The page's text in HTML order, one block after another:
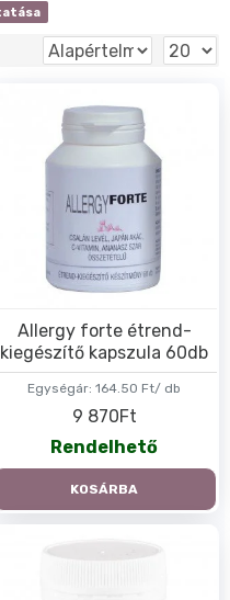
Egységár: 164.50 Ft/ db
Allergy forte étrend-
kiegészítő kapszula 60db
9 870Ft
Rendelhető
KOSÁRBA